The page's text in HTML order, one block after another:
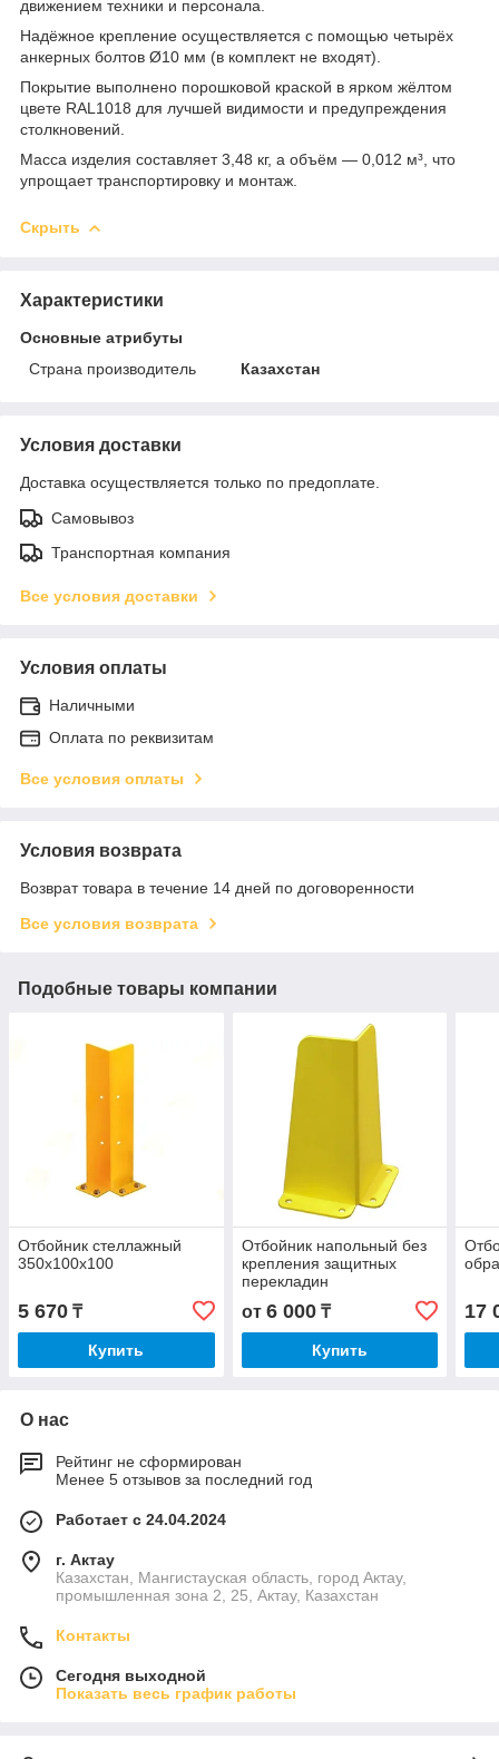
движением техники и персонала.
Надёжное крепление осуществляется с помощью четырёх
анкерных болтов Ø10 мм (в комплект не входят).
Покрытие выполнено порошковой краской в ярком жёлтом
цвете RAL1018 для лучшей видимости и предупреждения
столкновений.
Масса изделия составляет 3,48 кг, а объём — 0,012 м³, что
упрощает транспортировку и монтаж.
Скрыть
Характеристики
Основные атрибуты
Страна производитель
Казахстан
Условия доставки
Доставка осуществляется только по предоплате.
Самовывоз
Транспортная компания
Все условия доставки
Условия оплаты
Наличными
Оплата по реквизитам
Все условия оплаты
Условия возврата
Возврат товара в течение 14 дней по договоренности
Все условия возврата
Подобные товары компании
Отбойник стеллажный
350x100x100
5 670 ₸
Купить
Отбойник напольный без
крепления защитных
перекладин
от 6 000₸
Купить
17
О нас
Рейтинг не сформирован
Менее 5 отзывов за последний год
Работает с 24.04.2024
г. Актау
Казахстан, Мангистауская область, город Актау,
промышленная зона 2, 25, Актау, Казахстан
Контакты
Сегодня выходной
Показать весь график работы